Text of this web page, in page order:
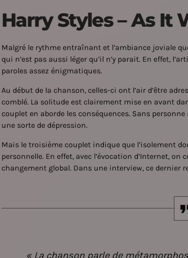
Harry Styles – As It
Malgré le rythme entraînant et l’ambiance joviale
qui n’est pas aussi léger qu’il n’y parait. En effet,
paroles assez énigmatiques.
Au début de la chanson, celles-ci ont l’air d’être
comblé. La solitude est clairement mise en avant
couplet en aborde les conséquences. Sans
une sorte de dépression.
Mais le troisième couplet indique que l’isolement
personnelle. En effet, avec l’évocation d’Internet,
changement global. Dans une interview, ce dernier
« La chanson parle de